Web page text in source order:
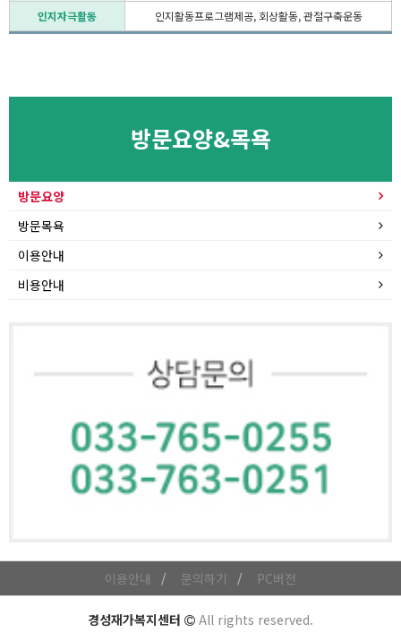
인지자극활동
인지활동프로그램제공, 회상활동, 관절구축운동
방문요양&목욕
방문요양
방문목욕
이용안내
비용안내
이용안내 문의하기 PC버전
경성재가복지센터 All rights reserved.